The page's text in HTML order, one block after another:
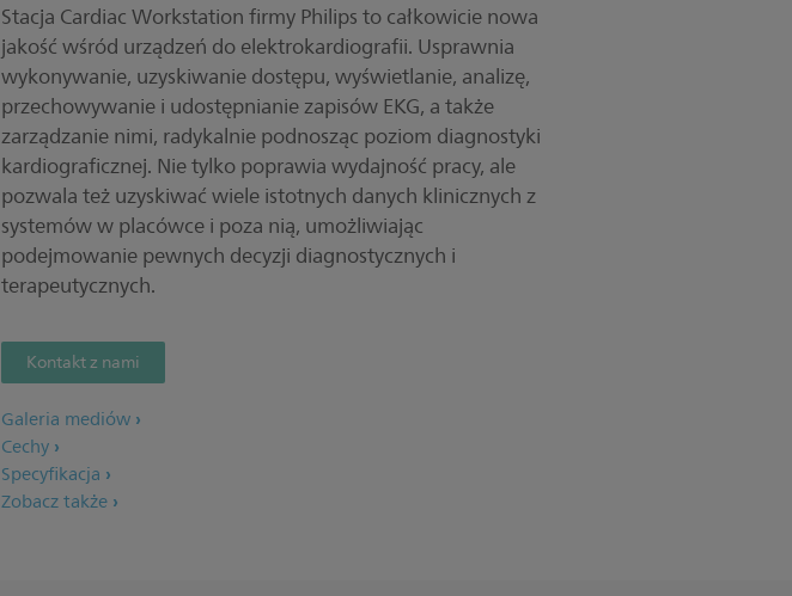
Stacja Cardiac Workstation firmy Philips to całkowicie nowa
jakość wśród urządzeń do elektrokardiografii. Usprawnia
wykonywanie, uzyskiwanie dostępu, wyświetlanie, analizę,
przechowywanie i udostępnianie zapisów EKG, a także
zarządzanie nimi, radykalnie podnosząc poziom diagnostyki
kardiograficznej. Nie tylko poprawia wydajność pracy, ale
pozwala też uzyskiwać wiele istotnych danych klinicznych z
systemów w placówce i poza nią, umożliwiając
podejmowanie pewnych decyzji diagnostycznych i
terapeutycznych.
Kontakt z nami
Galeria mediów
Cechy
Specyfikacja
Zobacz także